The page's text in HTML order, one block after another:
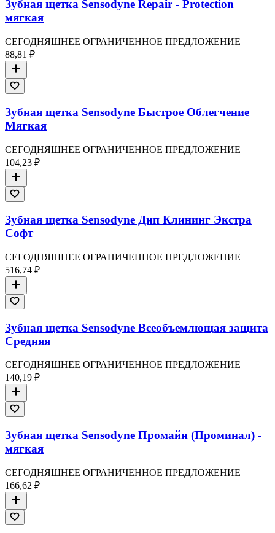
Зубная щетка Sensodyne Repair - Protection
мягкая
СЕГОДНЯШНЕЕ ОГРАНИЧЕННОЕ ПРЕДЛОЖЕНИЕ
88,81 ₽
Зубная щетка Sensodyne Быстрое Облегчение
Мягкая
СЕГОДНЯШНЕЕ ОГРАНИЧЕННОЕ ПРЕДЛОЖЕНИЕ
104,23 ₽
Зубная щетка Sensodyne Дип Клининг Экстра
Софт
СЕГОДНЯШНЕЕ ОГРАНИЧЕННОЕ ПРЕДЛОЖЕНИЕ
516,74 ₽
Зубная щетка Sensodyne Всеобъемлющая защита
Средняя
СЕГОДНЯШНЕЕ ОГРАНИЧЕННОЕ ПРЕДЛОЖЕНИЕ
140,19 ₽
Зубная щетка Sensodyne Промайн (Проминал) -
мягкая
СЕГОДНЯШНЕЕ ОГРАНИЧЕННОЕ ПРЕДЛОЖЕНИЕ
166,62 ₽